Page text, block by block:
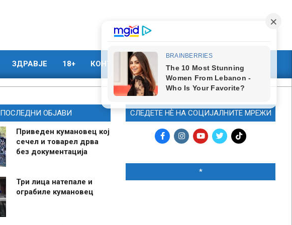
ЗДРАВЈЕ 18+ КОНТАКТ МАРКЕТИНГ
ПОСЛЕДНИ ОБЈАВИ
Приведен кумановец кој
сечел и товарел дрва
без документација
Три лица натепале и
ограбиле кумановец
СЛЕДЕТЕ НЀ НА СОЦИЈАЛНИТЕ МРЕЖИ
*